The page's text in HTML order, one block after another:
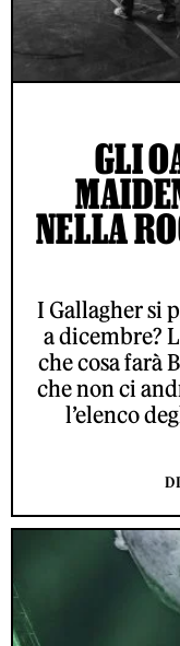
GLI
NELLA
I Gallagher si
a dicembre?
che cosa farà
che non ci
l’elenco